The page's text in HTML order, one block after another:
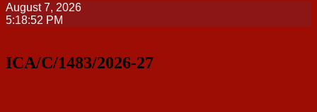
August 7, 2026
5:18:53 PM
ICA/C/1483/2026-27